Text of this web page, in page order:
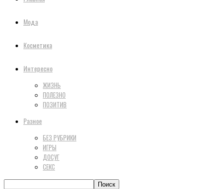
Мода
Косметика
Интересно
ЖИЗНЬ
ПОЛЕЗНО
ПОЗИТИВ
Разное
БЕЗ РУБРИКИ
ИГРЫ
ДОСУГ
СЕКС